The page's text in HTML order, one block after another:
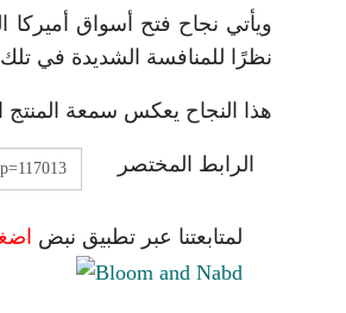
ويأتي نجاح فتح أسواق أميركا
نظرًا للمنافسة الشديدة في
هذا النجاح يعكس سمعة المنتج
الرابط المختصر
لمتابعتنا عبر تطبيق نبض